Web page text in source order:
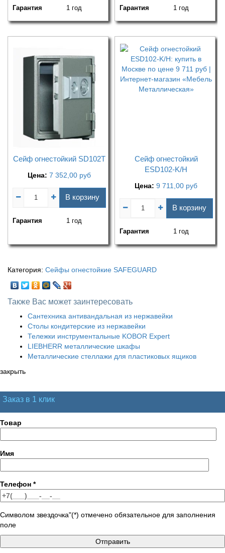
Гарантия 1 год Гарантия 1 год
Сейф огнестойкий SD102Т
Цена: 7 352,00 руб
В корзину
Гарантия 1 год
Сейф огнестойкий
ESD102-K/H
Цена:9 711,00 руб
В корзину
Гарантия 1 год
Категория: Сейфы огнестойкие SAFEGUARD
Также Вас может заинтересовать
Сантехника антивандальная из нержавейки
Столы кондитерские из нержавейки
Тележки инструментальные KOBOR Expert
LIEBHERR металлические шкафы
Металлические стеллажи для пластиковых ящиков
закрыть
Заказ в 1 клик
Товар
Имя
Телефон *
Символом звездочка"(*) отмечено обязательное для заполнения
поле